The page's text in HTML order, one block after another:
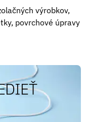
výrobkov,
povrchové úpravy